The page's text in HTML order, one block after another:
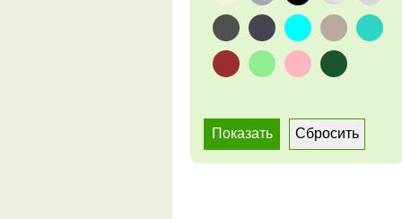
кресло
кресло барное
кресло для персонала
кресло для посетителей
кресло лаунж